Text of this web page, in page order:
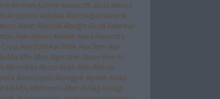
Ahnhem AichnerAinsworth akció Akkord
Akszjonov Alapítók Álarcok@ármányok
AlbertAlbertalli AlbrightAlcottAlderman
AlekszijevicsAlenderAleva Alexandra
CrossAlex DahlAlex RiderAlex Stern Alex
Alfa AlfieAlfon AlgerAlien Alison WeirAli
Alkomédia Alkusz Allain Allen Allende
Álomcsapda ÁlomgyárAlpsten Alsaid
Altaj Altebrando Alten AlvilágAlvilági